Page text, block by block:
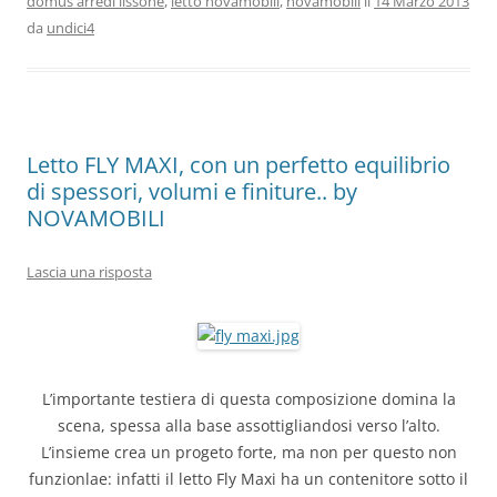
e
k
e l s di
da undici4
Letto FLY MAXI, con un perfetto equilibrio
di spessori, volumi e finiture.. by
NOVAMOBILI
Lascia una risposta
L’importante testiera di questa composizione domina la
scena, spessa alla base assottigliandosi verso l’alto.
L’insieme crea un progeto forte, ma non per questo non
funzionlae: infatti il letto Fly Maxi ha un contenitore sotto il